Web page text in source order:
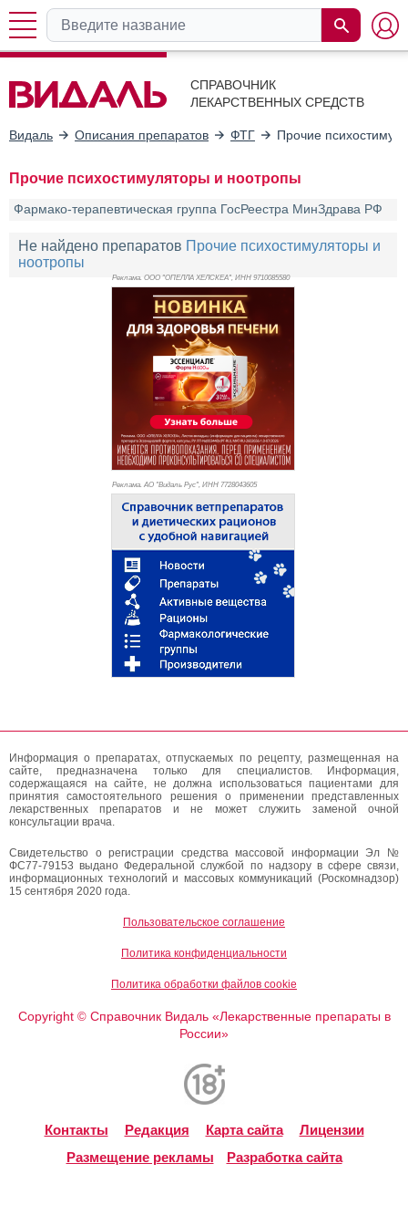
СПРАВОЧНИК
ЛЕКАРСТВЕННЫХ СРЕДСТВ
Видаль Описания препаратов ФТГ Прочие
Прочие психостимуляторы и ноотропы
Фармако-терапевтическая группа ГосРеестра МинЗдрава РФ
Не найдено препаратов Прочие психостимуляторы и
ноотропы
Реклама. ООО "ОПЕЛЛА ХЕЛСКЕА", ИНН 9710085580
Реклама. АО "Видаль Рус", ИНН 7728043605
Информация о препаратах, отпускаемых по рецепту, размещенная на
сайте, предназначена только для специалистов. Информация,
содержащаяся на сайте, не должна использоваться пациентами для
принятия самостоятельного решения о применении представленных
лекарственных препаратов и не может служить заменой очной
консультации врача.
Свидетельство о регистрации средства массовой информации Эл №
ФС77-79153 выдано Федеральной службой по надзору в сфере связи,
информационных технологий и массовых коммуникаций (Роскомнадзор)
15 сентября 2020 года.
Пользовательское соглашение
Политика конфиденциальности
Политика обработки файлов cookie
Copyright ©Справочник Видаль «Лекарственные препараты в
России»
Контакты Редакция Карта сайта
Лицензии
Размещение рекламы
Разработка сайта